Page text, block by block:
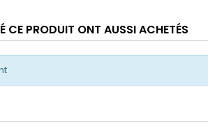
CE PRODUIT ONT AUSSI ACHETÉS